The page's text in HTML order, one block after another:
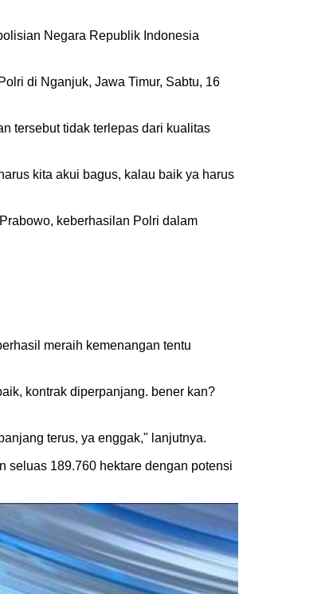
Negara Republik Indonesia
di Nganjuk, Jawa Timur, Sabtu, 16
tersebut tidak terlepas dari kualitas
kita akui bagus, kalau baik ya harus
keberhasilan Polri dalam
meraih kemenangan tentu
kontrak diperpanjang. bener kan?
terus, ya enggak," lanjutnya.
seluas 189.760 hektare dengan potensi